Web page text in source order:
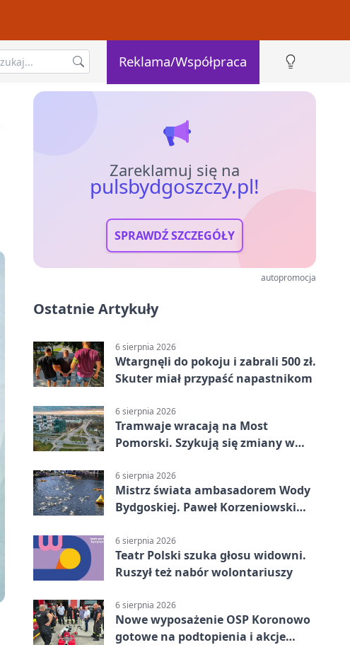
Reklama/Współpraca
Zareklamuj się na
pulsbydgoszczy.pl!
SPRAWDŹ SZCZEGÓŁY
autopromocja
Ostatnie Artykuły
6 sierpnia 2026
Wtargnęli do pokoju i zabrali 500 zł.
Skuter miał przypaść napastnikom
6 sierpnia 2026
Tramwaje wracają na Most
Pomorski. Szykują się zmiany w
6 sierpnia 2026
Mistrz świata ambasadorem Wody
Bydgoskiej. Paweł Korzeniowski
6 sierpnia 2026
Teatr Polski szuka głosu widowni.
Ruszył też nabór wolontariuszy
6 sierpnia 2026
Nowe wyposażenie OSP Koronowo
gotowe na podtopienia i akcje